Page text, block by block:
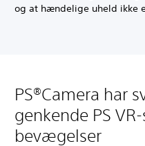
og at hændelige uheld ikke
PS®Camera har
genkende PS
bevægelser